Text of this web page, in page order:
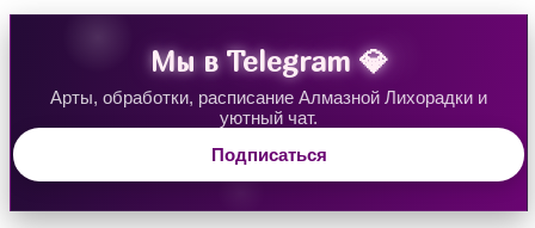
Аверрис: Дитя Разлома
Мы в Telegram 💎
Арты, обработки, расписание Алмазной Лихорадки и
уютный чат.
Подписаться